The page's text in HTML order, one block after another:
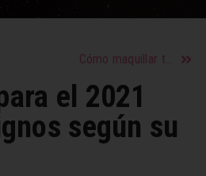
Cómo maquillar tus ojos para que parezcan más grandes
el 2021
según su